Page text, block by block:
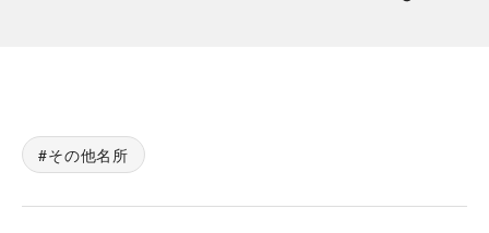
その他名所